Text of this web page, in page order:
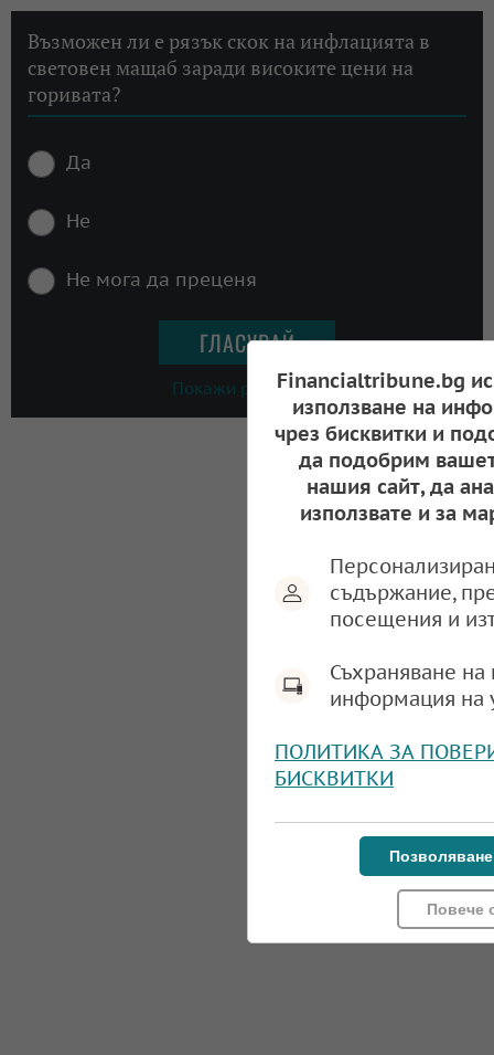
Възможен ли е рязък скок на инфлацията в
световен мащаб заради високите цени на
горивата?
Да
Не
Не мога да преценя
Покажи резултатиFinancialtribune.bg
използване на
чрез бисквитки и
да подобрим
нашия сайт, да
използвате и за
съдържание,
посещения и
Съхраняване
информация на
ПОЛИТИКА ЗА
БИСКВИТКИ
Повече